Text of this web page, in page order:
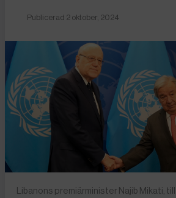
Publicerad 2 oktober, 2024
Libanons premiärminister Najib Mikati,